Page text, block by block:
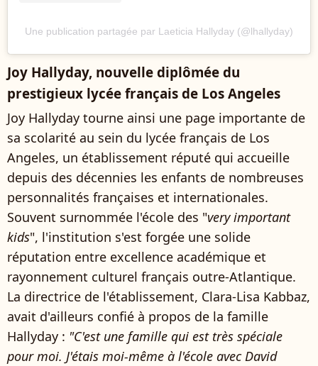
Une publication partagée par Laeticia Hallyday (@lhallyday)
Joy Hallyday, nouvelle diplômée du
prestigieux lycée français de Los Angeles
Joy Hallyday tourne ainsi une page importante de
sa scolarité au sein du lycée français de Los
Angeles, un établissement réputé qui accueille
depuis des décennies les enfants de nombreuses
personnalités françaises et internationales.
Souvent surnommée l'école des "very important
kids", l'institution s'est forgée une solide
réputation entre excellence académique et
rayonnement culturel français outre-Atlantique.
La directrice de l'établissement, Clara-Lisa Kabbaz,
avait d'ailleurs confié à propos de la famille
Hallyday : "C'est une famille qui est très spéciale
pour moi. J'étais moi-même à l'école avec David